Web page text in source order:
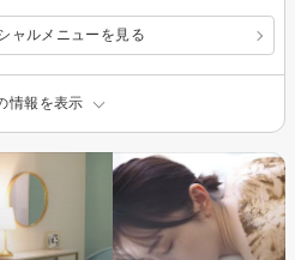
ャルメニューを見る
情報を表示